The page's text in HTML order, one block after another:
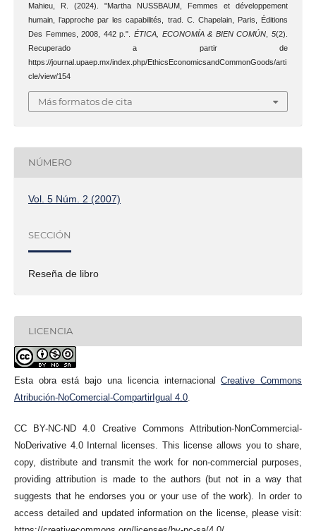
Mahieu, R. (2024). "Martha NUSSBAUM, Femmes et développement
humain, l’approche par les capabilités, trad. C. Chapelain, Paris, Éditions
Des Femmes, 2008, 442 p.". ÉTICA, ECONOMÍA & BIEN COMÚN ,5(2).
Recuperado a partir de
https://journal.upaep.mx/index.php/EthicsEconomicsandCommonGoods/arti
cle/view/154
Más formatos de cita
NÚMERO
Vol. 5 Núm. 2 (2007)
SECCIÓN
Reseña de libro
LICENCIA
Esta obra está bajo una licencia internacionalCreative Commons
Atribución-NoComercial-CompartirIgual 4.0.
CC BY-NC-ND 4.0 Creative Commons Attribution-NonCommercial-
NoDerivative 4.0 Internal licenses. This license allows you to share,
copy, distribute and transmit the work for non-commercial purposes,
providing attribution is made to the authors (but not in a way that
suggests that he endorses you or your use of the work). In order to
access detailed and updated information on the license, please visit: